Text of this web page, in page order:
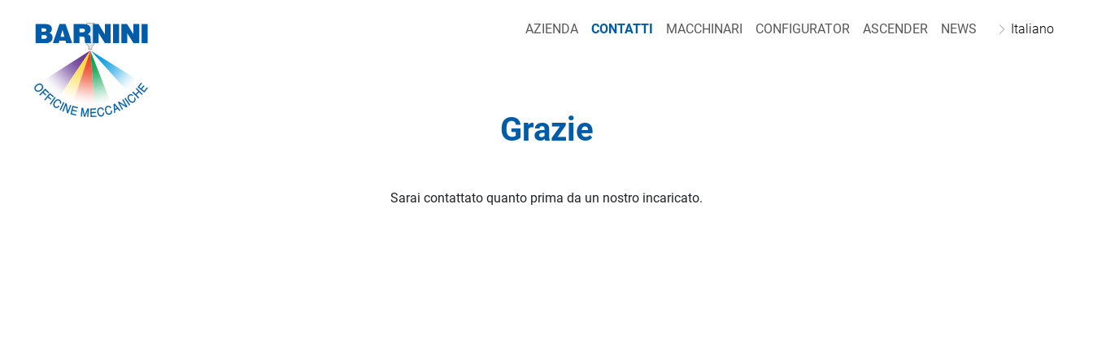
AZIENDA CONTATTI MACCHINARI CONFIGURATOR ASCENDER NEWS Italiano
Grazie
Sarai contattato quanto prima da un nostro incaricato.